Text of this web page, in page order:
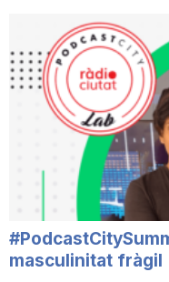
C
t
masculinitat fràgil